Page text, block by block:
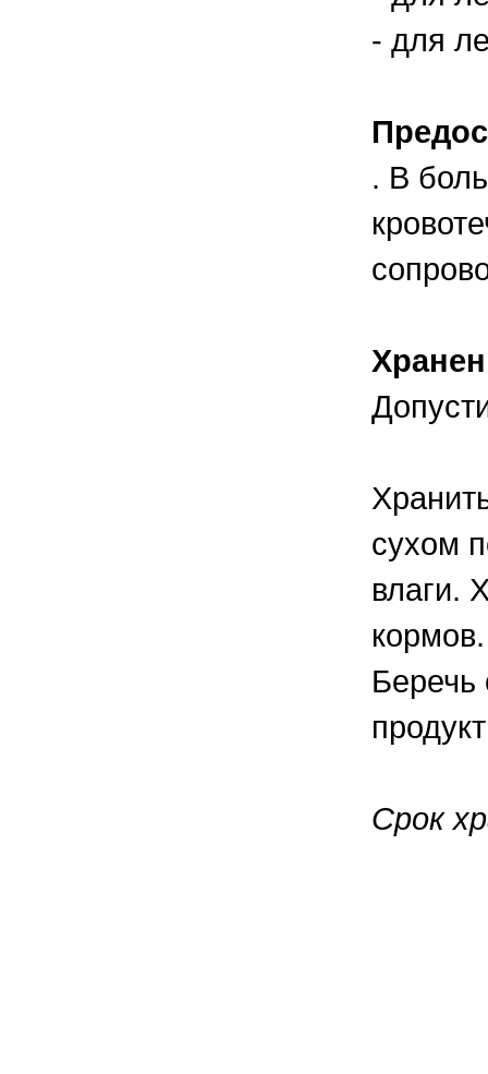
- для
. В
сухом
влаги.
кормов.
Беречь
Срок